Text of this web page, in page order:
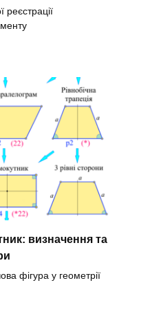
реєстрації
визначення та
фігура у геометрії